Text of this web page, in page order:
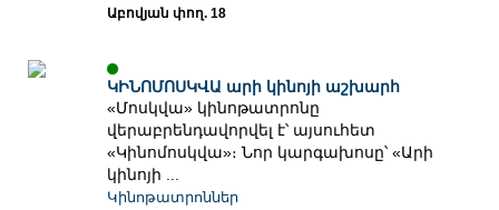
Աբովյան փող. 18
ԿԻՆՈՄՈՍԿՎԱ արի կինոյի աշխարհ
«Մոսկվա» կինոթատրոնը
վերաբրենդավորվել է՝ այսուհետ
«Կինոմոսկվա»։ Նոր կարգախոսը՝ «Արի
կինոյի ...
Կինոթատրոններ